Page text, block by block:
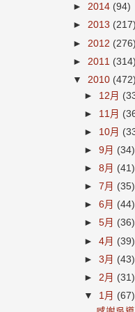
► 2014 (94)
► 2013 (217)
► 2012 (276)
► 2011 (314)
▼ 2010 (472)
► 12月
► 11月
► 10月
►9月 (34)
►8月 (41)
►7月 (35)
►6月 (44)
►5月 (36)
►4月 (39)
►3月 (43)
► 2月 (31)
▼ 1月 (67)